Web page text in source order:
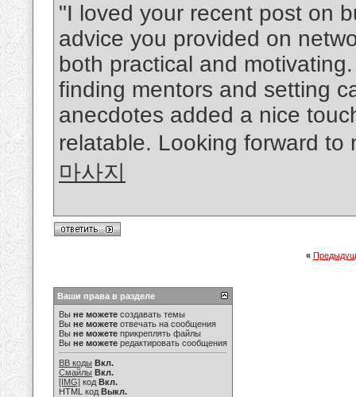
"I loved your recent post on
advice you provided on
both practical and
finding mentors and setting
anecdotes added a nice
relatable. Looking forward to
마사지
«
Ваши права в разделе
Вы не можете создавать темы
Вы не можете отвечать на сообщения
Вы не можете прикреплять файлы
Вы не можете редактировать сообщения
BB коды Вкл.
Смайлы Вкл.
[IMG] код Вкл.
HTML код Выкл.